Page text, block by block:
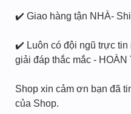
✔️ Giao hàng tận NHÀ-
✔️ Luôn có đội ngũ trực tin
giải đáp thắc mắc - HOÀN
Shop xin cảm ơn bạn đã
của Shop.